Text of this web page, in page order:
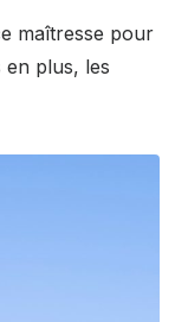
maîtresse pour
en plus, les